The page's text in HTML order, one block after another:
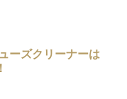
ーズクリーナーは